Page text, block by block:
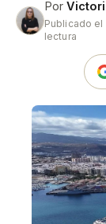
Por
Publicado el
lectura